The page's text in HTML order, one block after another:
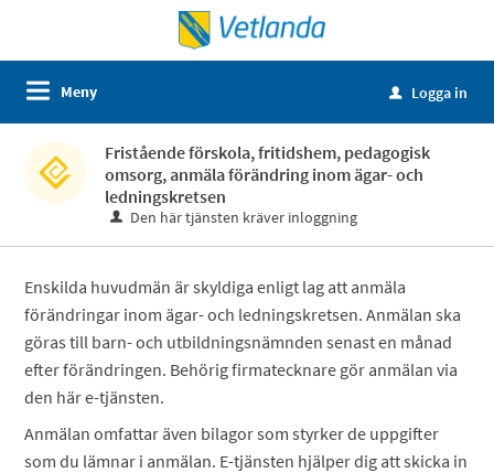
Meny u Logga in
Fristående förskola, fritidshem, pedagogisk
omsorg, anmäla förändring inom ägar- och
ledningskretsen
Den här tjänsten kräver inloggning
Enskilda huvudmän är skyldiga enligt lag att anmäla
förändringar inom ägar- och ledningskretsen. Anmälan ska
göras till barn- och utbildningsnämnden senast en månad
efter förändringen. Behörig firmatecknare gör anmälan via
den här e-tjänsten.
Anmälan omfattar även bilagor som styrker de uppgifter
som du lämnar i anmälan. E-tjänsten hjälper dig att skicka in